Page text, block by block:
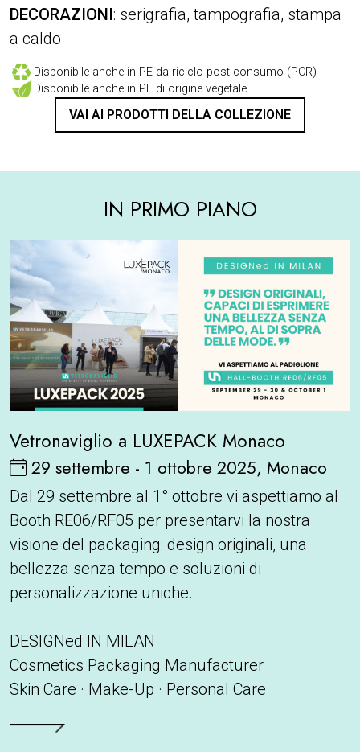
DECORAZIONI: serigrafia, tampografia, stampa
a caldo
Disponibile anche in PE da riciclo post-consumo (PCR)
Disponibile anche in PE di origine vegetale
VAI AI PRODOTTI DELLA COLLEZIONE
IN PRIMO PIANO
Vetronaviglio a LUXEPACK Monaco
29 settembre - 1 ottobre 2025, Monaco
Dal 29 settembre al 1° ottobre vi aspettiamo al
Booth RE06/RF05 per presentarvi la nostra
visione del packaging: design originali, una
bellezza senza tempo e soluzioni di
personalizzazione uniche.
DESIGNed IN MILAN
Cosmetics Packaging Manufacturer
Skin Care · Make-Up · Personal Care
Leggi tutto